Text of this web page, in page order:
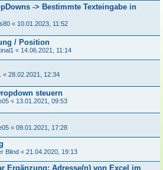
-> Bestimmte Texteingabe in
« 10.01.2023, 11:52
/ Position
« 14.06.2021, 11:14
« 28.02.2021, 12:34
steuern
« 13.01.2021, 09:53
« 09.01.2021, 17:28
Blind « 21.04.2020, 19:13
Ergänzung: Adresse(n) von Excel im